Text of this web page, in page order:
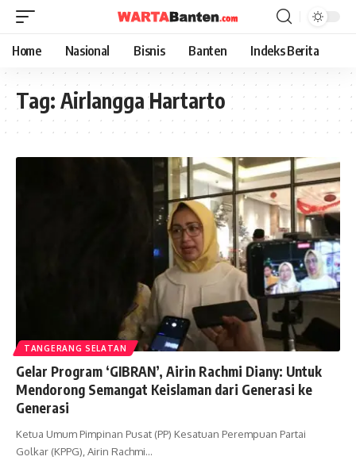
Home Nasional Bisnis Banten Indeks Berita
Tag: Airlangga Hartarto
TANGERANG SELATAN
Gelar Program ‘GIBRAN’, Airin Rachmi Diany: Untuk
Mendorong Semangat Keislaman dari Generasi ke
Generasi
Ketua Umum Pimpinan Pusat (PP) Kesatuan Perempuan Partai
Golkar (KPPG), Airin Rachmi…